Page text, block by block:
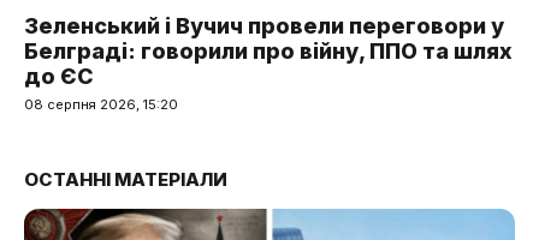
Зеленський і Вучич провели переговори у
Белграді: говорили про війну, ППО та шлях
до ЄС
08 серпня 2026, 15:20
ОСТАННІ МАТЕРІАЛИ